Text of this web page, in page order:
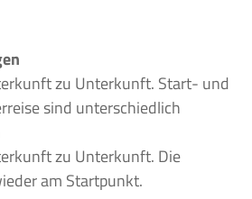
zu Unterkunft. Start- und
sind unterschiedlich
zu Unterkunft. Die
am Startpunkt.